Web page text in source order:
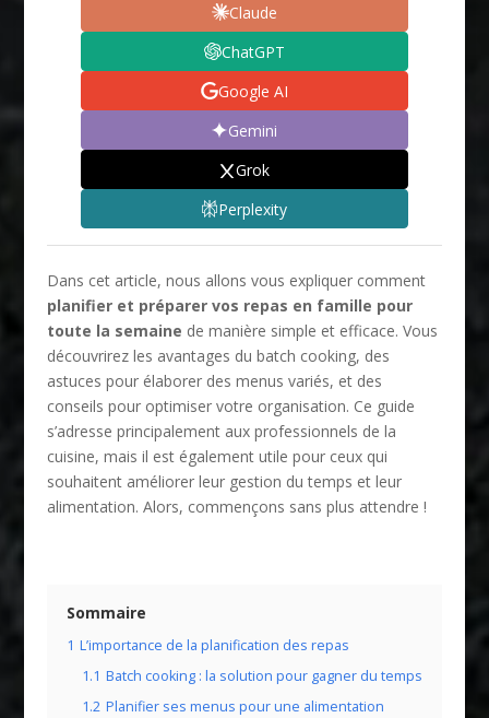
Claude
ChatGPT
Google AI
Gemini
Grok
Perplexity
Dans cet article, nous allons vous expliquer comment
planifier et préparer vos repas en famille pour
toute la semaine de manière simple et efficace. Vous
découvrirez les avantages du batch cooking, des
astuces pour élaborer des menus variés, et des
conseils pour optimiser votre organisation. Ce guide
s’adresse principalement aux professionnels de la
cuisine, mais il est également utile pour ceux qui
souhaitent améliorer leur gestion du temps et leur
alimentation. Alors, commençons sans plus attendre !
Sommaire
1 L’importance de la planification des repas
1.1 Batch cooking : la solution pour gagner du temps
1.2 Planifier ses menus pour une alimentation